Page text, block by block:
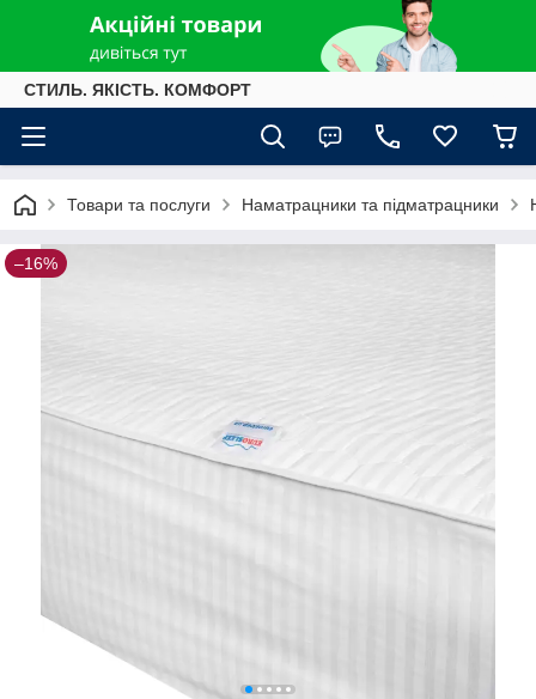
СТИЛЬ. ЯКІСТЬ. КОМФОРТ
Товари та послуги Наматрацники та підматрацники
–16%